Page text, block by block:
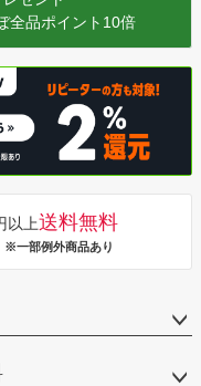
全品ポイント10倍
以上送料無料
一部例外商品あり